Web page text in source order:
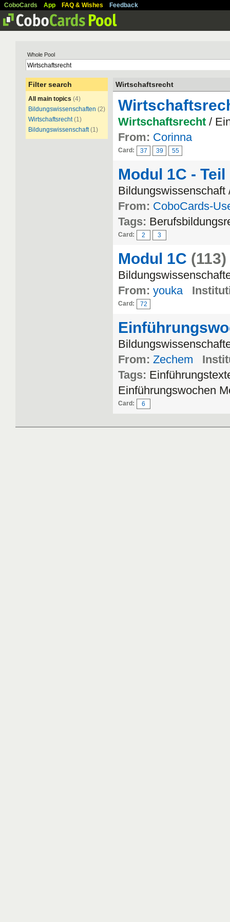
CoboCards App FAQ & Wishes Feedback
Whole Pool
Filter search
All main topics (4)
Bildungswissenschaften (2)
Wirtschaftsrecht (1)
Bildungswissenschaft (1)
Wirtschaftsrecht
Wirtschaftsrecht /
From: Corinna
Card: 37 39 55
Modul 1C -
Bildungswissenschaft
From: CoboCards-
Tags:
Card: 2 3
Modul 1C (113)
From: youka
Card: 72
From: Zechem
Tags:
Einführungswochen
Card: 6